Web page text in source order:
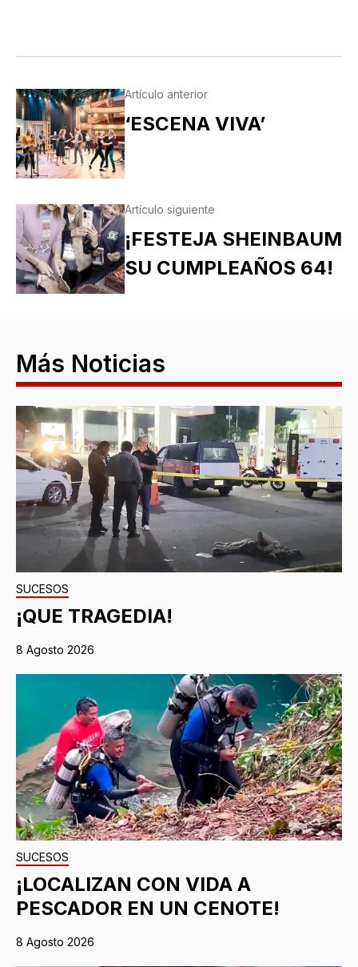
Artículo anterior
‘ESCENA VIVA’
Artículo siguiente
¡FESTEJA SHEINBAUM
SU CUMPLEAÑOS 64!
Más Noticias
SUCESOS
¡QUE TRAGEDIA!
8 Agosto 2026
SUCESOS
¡LOCALIZAN CON VIDA A
PESCADOR EN UN CENOTE!
8 Agosto 2026